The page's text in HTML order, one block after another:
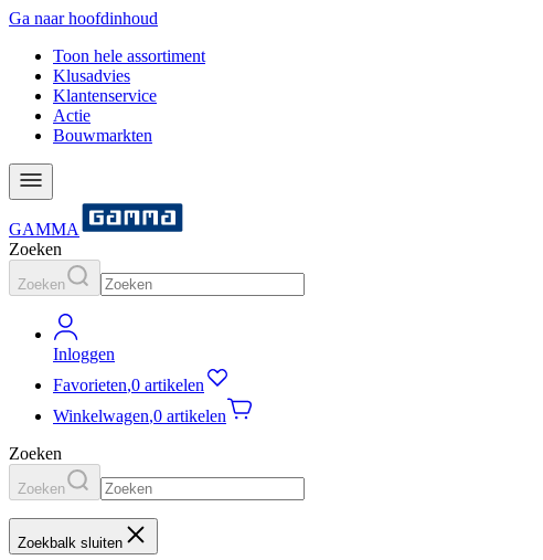
Ga naar hoofdinhoud
Toon hele assortiment
Klusadvies
Klantenservice
Actie
Bouwmarkten
GAMMA
Zoeken
Zoeken
Inloggen
Favorieten,0 artikelen
Winkelwagen,0 artikelen
Zoeken
Zoeken
Zoekbalk sluiten